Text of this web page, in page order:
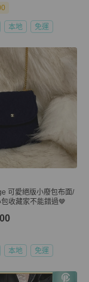
本地 免運
可愛絕版小廢包布面/
收藏家不能錯過🤎
本地 免運